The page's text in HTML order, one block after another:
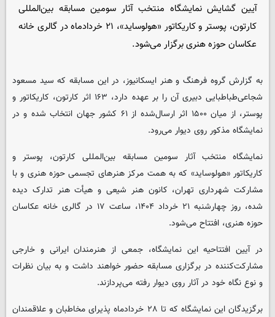
آیین گشایش نمایشگاه منتخب آثار سومین مسابقه بین‌المللی
کارتون، پوستر و کاریکاتور «هولوساید»، ۲۱ خردادماه در گالری خانه
عکاسان حوزه هنری برگزار می‌شود.
به گزارش گروه فرهنگ و هنر ایسکانیوز، در این مسابقه که سید مسعود
شجاعی‌طباطبایی دبیری آن را بر عهده دارد، ۱۶۳ اثر کارتون، کاریکاتور و
پوستر، از میان ۱۵۰۰ اثر ارسال‌شده از ۶۱ کشور جهان انتخاب شده‌ و در
نمایشگاه مذکور روی دیوار می‌رود.
نمایشگاه منتخب آثار سومین مسابقه بین‌المللی کارتون، پوستر و
کاریکاتور «هولوساید» که به همت مرکز هنرهای تجسمی حوزه هنری و با
مشارکت شهرداری تهران، کانون هنر شیعی و هیأت هنر تدارک دیده
شده، روز چهارشنبه ۲۱ خرداد ۱۴۰۴، ساعت ۱۷ در گالری خانه عکاسان
حوزه هنری، افتتاح می‌شود.
در آیین افتتاحیه این نمایشگاه، جمعی از هنرمندان ایرانی و خارجی
مشارکت‌کننده در برگزاری مسابقه حضور خواهند داشت و به بیان نظرات
و نوع نگاه خود در آثار روی دیوار رفته می‌پردازند.
برگزیدگان این نمایشگاه که تا ۲۸ خردادماه پذیرای مخاطبان و علاقمندان